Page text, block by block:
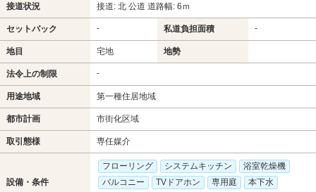
接道状況 接道: 北 公道 道路幅: 6ｍ
セットバック - 私道負担面積 -
地目 宅地 地勢
法令上の制限 -
用途地域 第一種住居地域
都市計画 市街化区域
取引態様 専任媒介
設備・条件
フローリング システムキッチン
浴室乾燥機
バルコニー
TVドアホン 専用庭
本下水